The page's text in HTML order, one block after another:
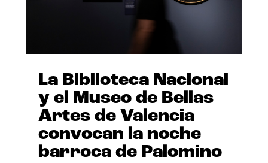
La Biblioteca Nacional
y el Museo de Bellas
Artes de Valencia
convocan la noche
barroca de Palomino